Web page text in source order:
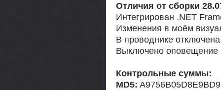
Отличия от сборки
Интегрирован .NET
Изменения в моём
В проводнике
Выключено оповещение
Контрольные суммы:
MD5: